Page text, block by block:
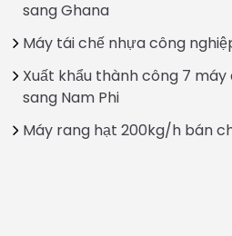
sang Ghana
Máy tái chế nhựa công
Xuất khẩu thành công 7
sang Nam Phi
Máy rang hạt 200kg/h bán